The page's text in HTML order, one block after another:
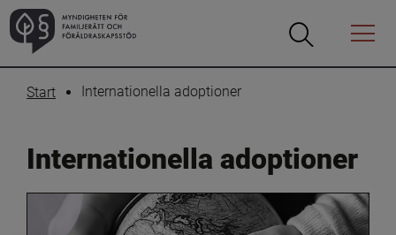
Öppna
Öppna
Menyn
Start Internationella adoptioner
Internationella adoptioner